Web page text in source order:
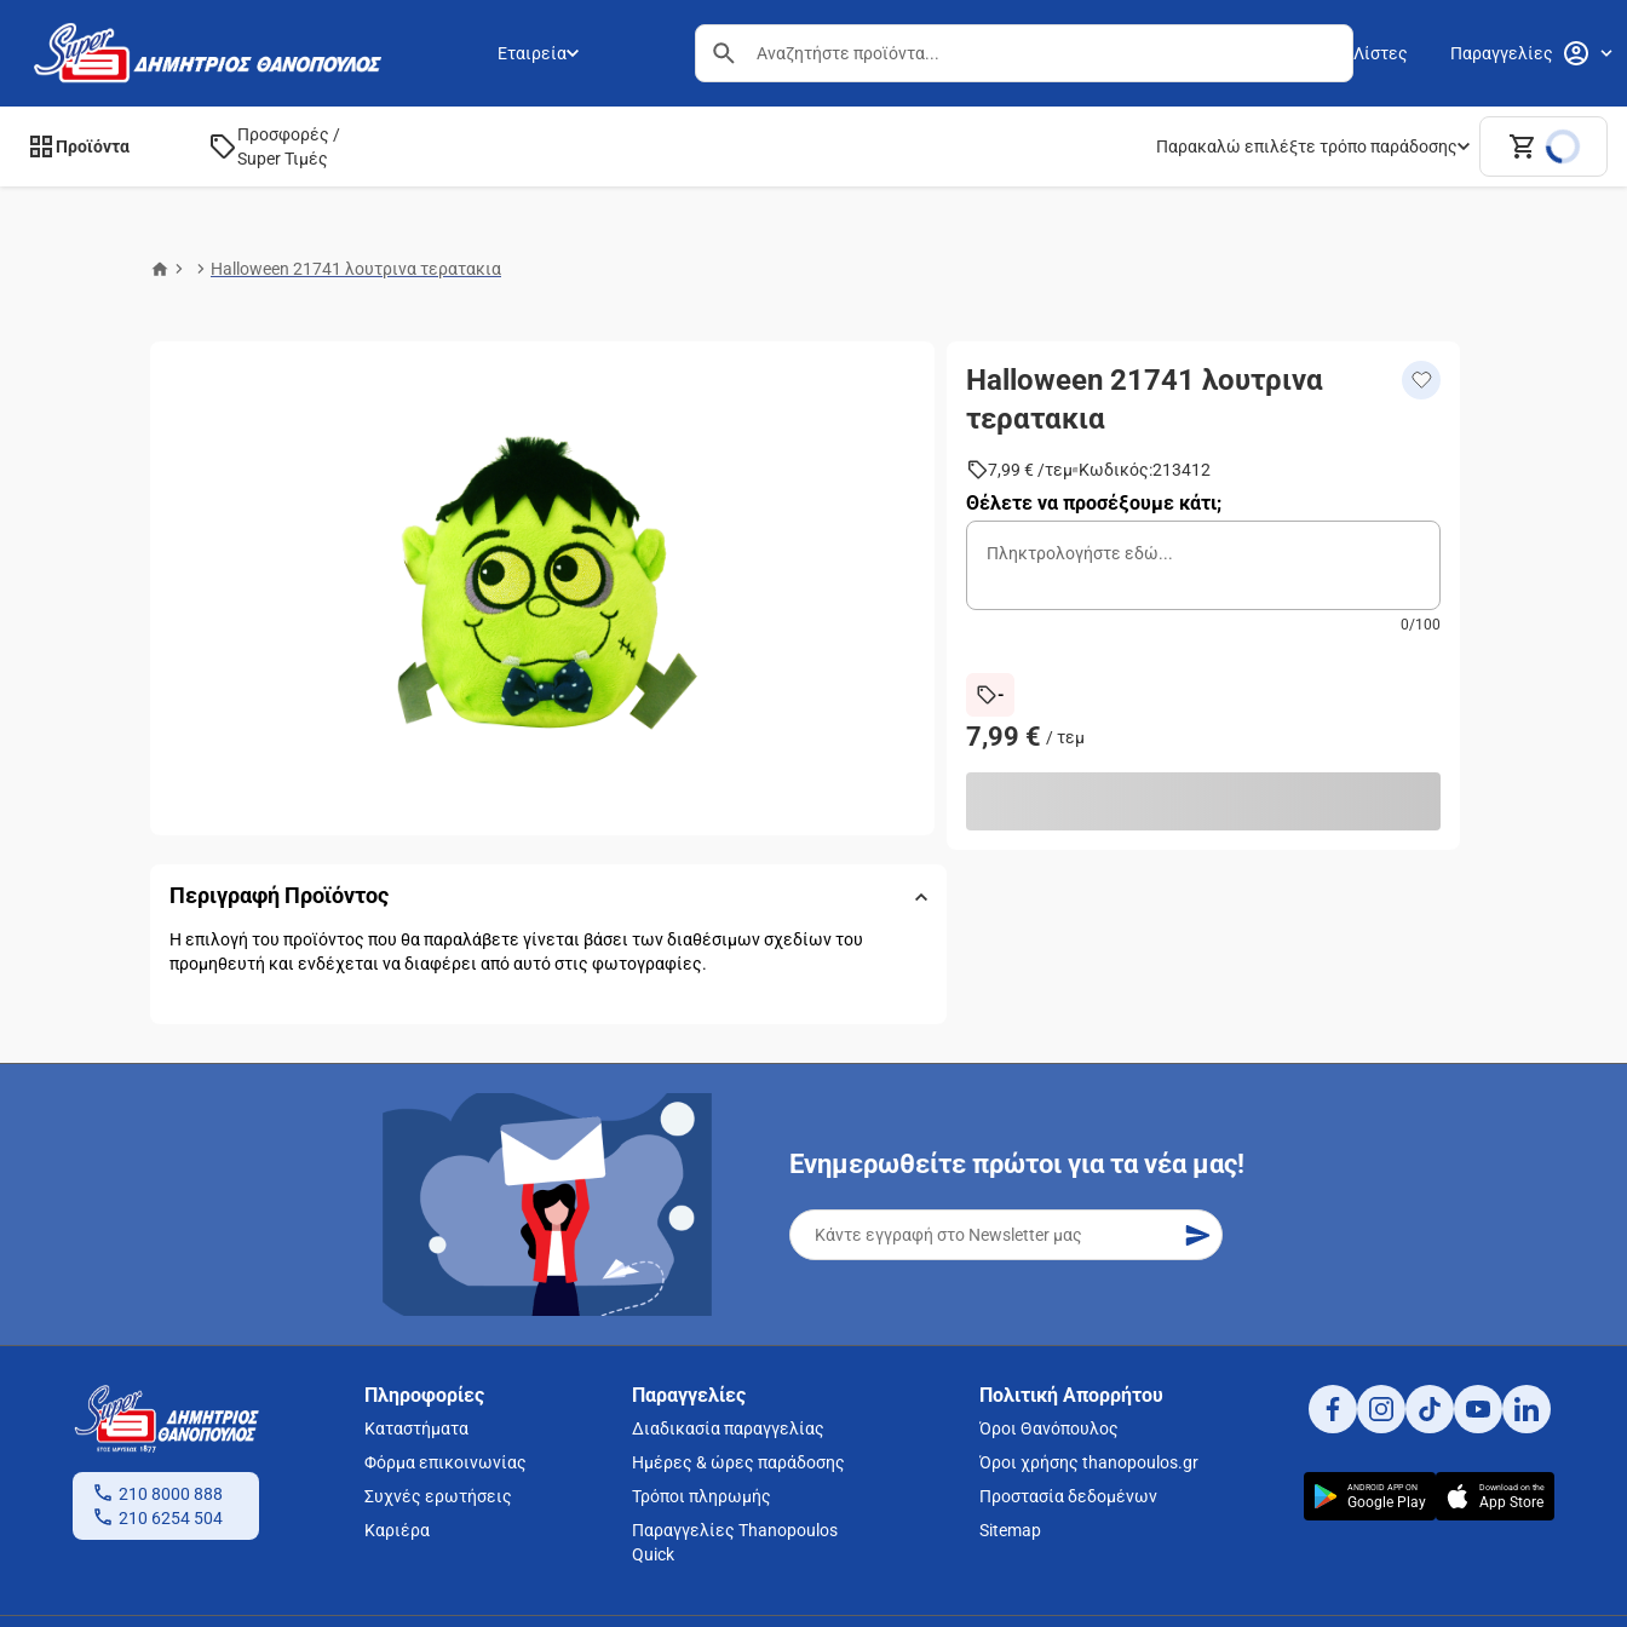
Εταιρεία Λίστες Παραγγελίες
Προϊόντα
Προσφορές /
Super Τιμές
Παρακαλώ επιλέξτε τρόπο παράδοσης
Halloween 21741 λουτρινα τερατακια
Περιγραφή Προϊόντος
Η επιλογή του προϊόντος που θα παραλάβετε γίνεται βάσει των διαθέσιμων σχεδίων του
προμηθευτή και ενδέχεται να διαφέρει από αυτό στις φωτογραφίες.
Halloween 21741 λουτρινα
τερατακια
7,99 €/τεμ Κωδικός:213412
Θέλετε να προσέξουμε κάτι;
0/100
-
7,99 € /τεμ
Ενημερωθείτε πρώτοι για τα νέα μας!
210 8000 888
210 6254 504
Πληροφορίες
Καταστήματα
Φόρμα επικοινωνίας
Συχνές ερωτήσεις
Καριέρα
Παραγγελίες
Διαδικασία παραγγελίας
Ημέρες & ώρες παράδοσης
Τρόποι πληρωμής
Παραγγελίες Thanopoulos
Quick
Πολιτική Απορρήτου
Όροι Θανόπουλος
Όροι χρήσης thanopoulos.gr
Προστασία δεδομένων
Sitemap
ANDROID APP ON
Google Play
Download on the
App Store